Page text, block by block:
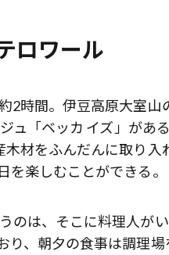
ロワール
2時間。伊豆高原大室山
ュ「ベッカ イズ」があ
材をふんだんに取り入
楽しむことができる。
のは、そこに料理人が
り、朝夕の食事は調理